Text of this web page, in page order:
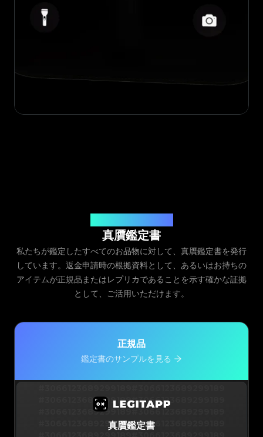
真贋鑑定書
私たちが鑑定したすべてのお品物に対して、真贋鑑定書を発行
しています。返金申請時の根拠資料として、あるいはお持ちの
アイテムが正規品またはレプリカであることを示す確かな証拠
として、ご活用いただけます。
正規品
鑑定書のサンプルを見る
#3066123689299189#3066123689299189
#3066123689299189#3066123689299189
#3066123689299189#3066123689299189
真贋鑑定書